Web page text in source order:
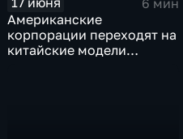
Американские
корпорации переходят на
китайские модели